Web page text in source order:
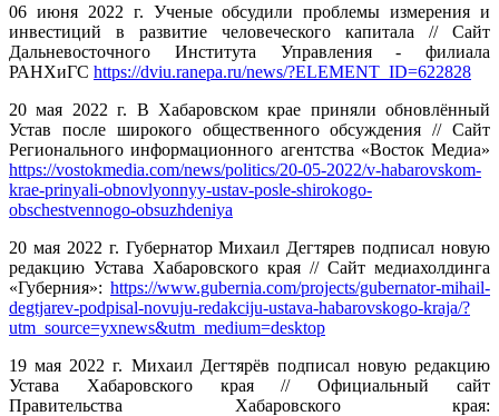
06 июня 2022 г. Ученые обсудили проблемы измерения и
инвестиций в развитие человеческого капитала // Сайт
Дальневосточного Института Управления - филиала
РАНХиГС https://dviu.ranepa.ru/news/?ELEMENT_ID=622828
20 мая 2022 г. В Хабаровском крае приняли обновлённый
Устав после широкого общественного обсуждения // Сайт
Регионального информационного агентства «Восток Медиа»
https://vostokmedia.com/news/politics/20-05-2022/v-habarovskom-
krae-prinyali-obnovlyonnyy-ustav-posle-shirokogo-
obschestvennogo-obsuzhdeniya
20 мая 2022 г. Губернатор Михаил Дегтярев подписал новую
редакцию Устава Хабаровского края // Сайт медиахолдинга
«Губерния»: https://www.gubernia.com/projects/gubernator-mihail-
degtjarev-podpisal-novuju-redakciju-ustava-habarovskogo-kraja/?
utm_source=yxnews&utm_medium=desktop
19 мая 2022 г. Михаил Дегтярёв подписал новую редакцию
Устава Хабаровского края // Официальный сайт
Правительства Хабаровского края: